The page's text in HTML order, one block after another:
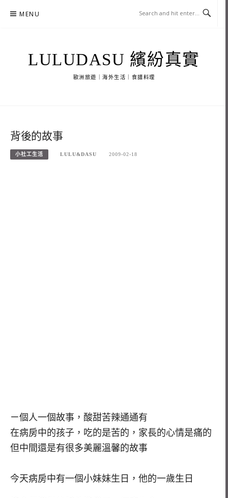
MENU
LULUDASU 繽紛真實
歐洲旅遊｜海外生活｜食譜料理
背後的故事
小社工生活 LULU&DASU 2009-02-18
ㄧ個人一個故事，酸甜苦辣通通有
在病房中的孩子，吃的是苦的，家長的心情是痛的
但中間還是有很多美麗溫馨的故事
今天病房中有一個小妹妹生日，他的一歲生日